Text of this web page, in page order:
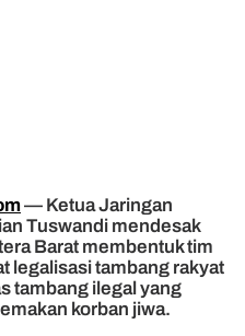
— Ketua Jaringan
Tuswandi mendesak
Barat membentuk tim
legalisasi tambang rakyat
tambang ilegal yang
korban jiwa.